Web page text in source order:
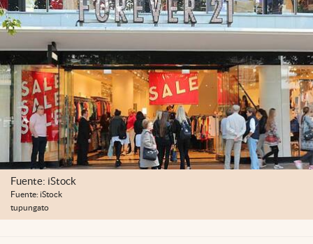
USA
Fuente: iStock
Fuente: iStock
tupungato